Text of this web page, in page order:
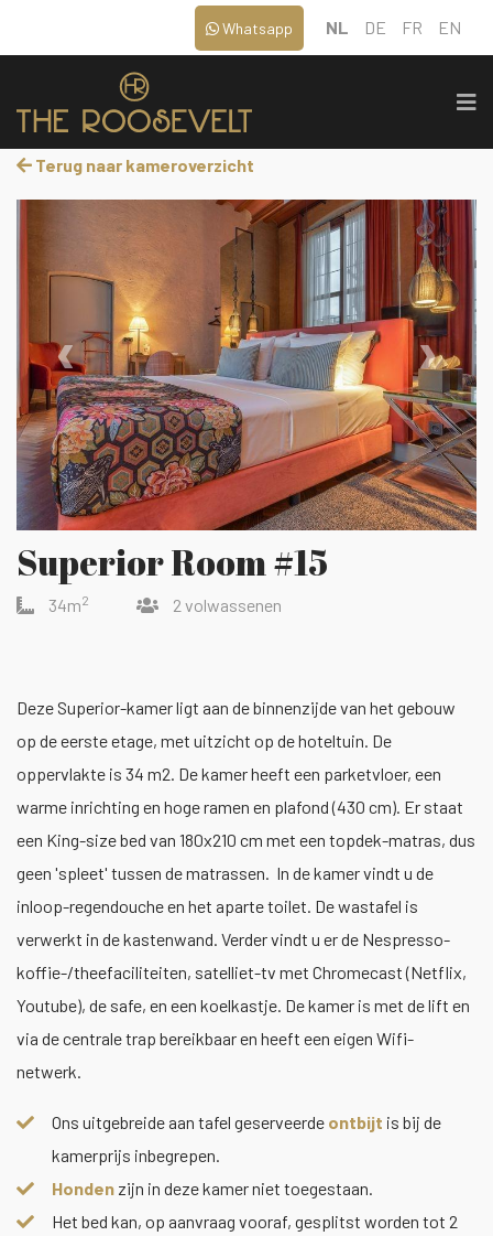
NL DE FR EN
Whatsapp
Terug naar kameroverzicht
‹ ›
Superior Room #15
34m2 2 volwassenen
Deze Superior-kamer ligt aan de binnenzijde van het gebouw
op de eerste etage, met uitzicht op de hoteltuin. De
oppervlakte is 34 m2. De kamer heeft een parketvloer, een
warme inrichting en hoge ramen en plafond (430 cm). Er staat
een King-size bed van 180x210 cm met een topdek-matras, dus
geen 'spleet' tussen de matrassen. In de kamer vindt u de
inloop-regendouche en het aparte toilet. De wastafel is
verwerkt in de kastenwand. Verder vindt u er de Nespresso-
koffie-/theefaciliteiten, satelliet-tv met Chromecast (Netflix,
Youtube), de safe, en een koelkastje. De kamer is met de lift en
via de centrale trap bereikbaar en heeft een eigen Wifi-
netwerk.
Ons uitgebreide aan tafel geserveerde ontbijt is bij de
kamerprijs inbegrepen.
Honden zijn in deze kamer niet toegestaan.
Het bed kan, op aanvraag vooraf, gesplitst worden tot 2